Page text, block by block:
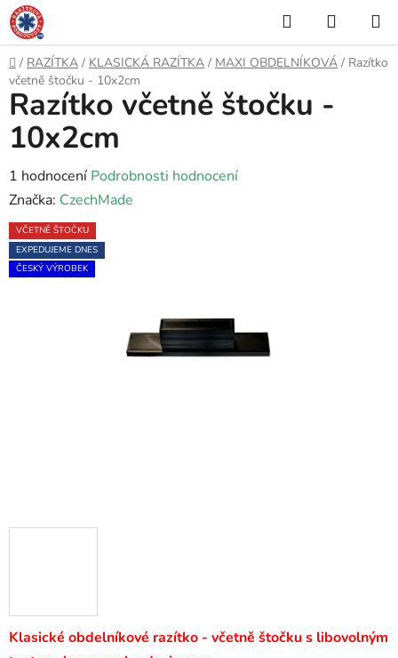
Přejít
na
obsah
Hledat
KOŠÍK
Domů
/ RAZÍTKA / KLASICKÁ RAZÍTKA / MAXI OBDELNÍKOVÁ / Razítko
včetně štočku - 10x2cm
Klasické obdelníkové razítko - včetně štočku s libovolným
Razítko včetně štočku -
10x2cm
Průměrné
hodnocení
produktu
je
5,0
1 hodnocení Podrobnosti hodnocení
Značka: CzechMade
VČETNĚ ŠTOČKU
EXPEDUJEME DNES
ČESKÝ VÝROBEK